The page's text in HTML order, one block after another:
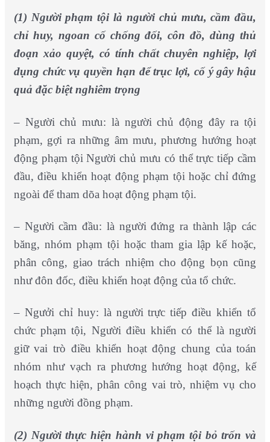
(1) Người phạm tội là người chủ mưu, cầm đầu,
chỉ huy, ngoan cố chống đối, côn đồ, dùng thủ
đoạn xảo quyệt, có tính chất chuyên nghiệp, lợi
dụng chức vụ quyền hạn để trục lợi, cố ý gây hậu
quả đặc biệt nghiêm trọng
– Người chủ mưu: là người chủ động đây ra tội
phạm, gợi ra những âm mưu, phương hướng hoạt
động phạm tội Người chủ mưu có thể trực tiếp cầm
đầu, điều khiển hoạt động phạm tội hoặc chỉ đứng
ngoài để tham dõa hoạt động phạm tội.
– Người cầm đầu: là người đứng ra thành lập các
băng, nhóm phạm tội hoặc tham gia lập kế hoặc,
phân công, giao trách nhiệm cho động bọn cũng
như đôn đốc, điều khiển hoạt động của tổ chức.
– Ngưởi chỉ huy: là người trực tiếp điều khiển tổ
chức phạm tội, Người điều khiển có thể là người
giữ vai trò điều khiển hoạt động chung của toán
nhóm như vạch ra phương hướng hoạt động, kế
hoạch thực hiện, phân công vai trò, nhiệm vụ cho
những người đồng phạm.
(2) Người thực hiện hành vi phạm tội bỏ trốn và